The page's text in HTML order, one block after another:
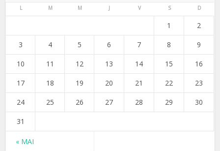
L M M J V S D
« MAI
1 2
3 4 5 6 7 8 9
10 11 12 13 14 15 16
17 18 19 20 21 22 23
24 25 26 27 28 29 30
31